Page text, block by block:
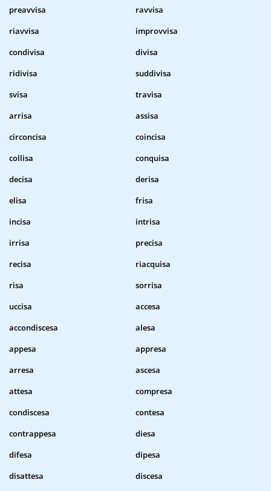
preavvisa
ravvisa
riavvisa
improvvisa
condivisa
divisa
ridivisa
suddivisa
svisa
travisa
arrisa
assisa
circoncisa
coincisa
collisa
conquisa
decisa
derisa
elisa
frisa
incisa
intrisa
irrisa
precisa
recisa
riacquisa
risa
sorrisa
uccisa
accesa
accondiscesa
alesa
appesa
appresa
arresa
ascesa
attesa
compresa
condiscesa
contesa
contrappesa
diesa
difesa
dipesa
disattesa
discesa